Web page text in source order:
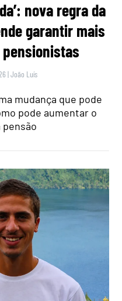
nova regra da
garantir mais
|João Luís
mudança que pode
pode aumentar o
pensão